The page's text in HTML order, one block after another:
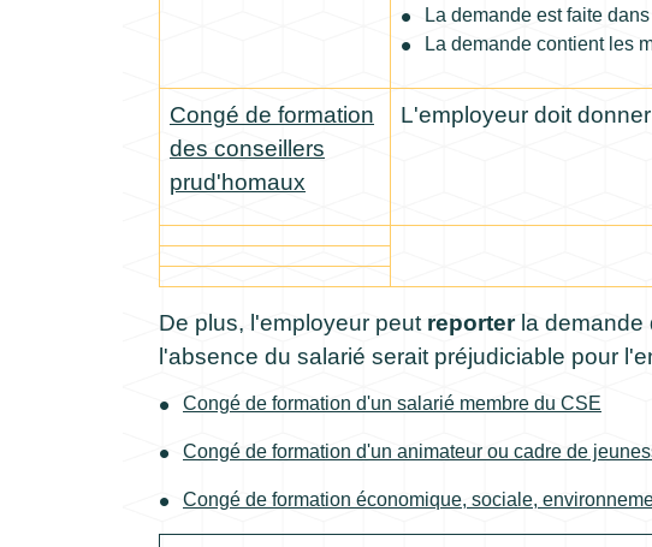
La demande est faite
La demande contient les
Congé de formation
des conseillers
prud'homaux
L'employeur doit
De plus, l'employeur peut reporterla demande
l'absence du salarié serait préjudiciable pour
Congé de formation d'un salarié membre du CSE
Congé de formation d'un animateur ou cadre de
Congé de formation économique, sociale,